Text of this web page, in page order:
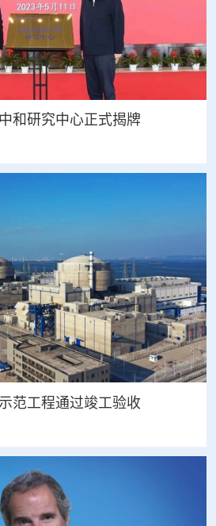
和研究中心正式揭牌
范工程通过竣工验收